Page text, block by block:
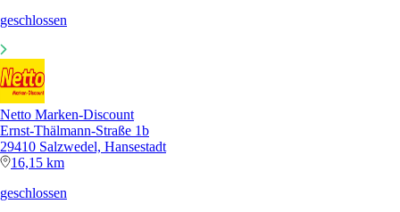
geschlossen
Netto Marken-Discount
Ernst-Thälmann-Straße 1b
29410 Salzwedel, Hansestadt
16,15 km
geschlossen